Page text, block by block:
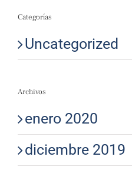
Categorías
Uncategorized
Archivos
enero 2020
diciembre 2019